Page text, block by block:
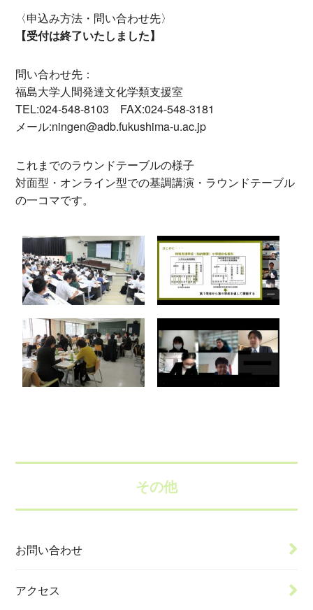
〈申込み方法・問い合わせ先〉
【受付は終了いたしました】
問い合わせ先：
福島大学人間発達文化学類支援室
TEL:024-548-8103 FAX:024-548-3181
メール:ningen@adb.fukushima-u.ac.jp
これまでのラウンドテーブルの様子
対面型・オンライン型での基調講演・ラウンドテーブル
の一コマです。
その他
お問い合わせ
アクセス